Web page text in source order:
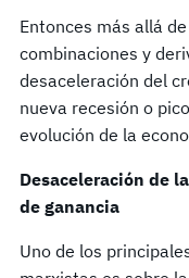
Entonces más allá
combinaciones y
desaceleración del
nueva recesión o
evolución de la
Desaceleración de
de ganancia
Uno de los